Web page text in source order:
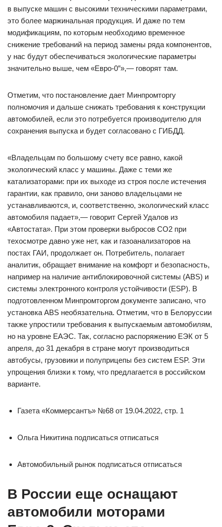
в выпуске машин с высокими техническими параметрами,
это более маржинальная продукция. И даже по тем
модификациям, по которым необходимо временное
снижение требований на период замены ряда компонентов,
у нас будут обеспечиваться экологические параметры
значительно выше, чем «Евро-0″»,— говорят там.
Отметим, что постановление дает Минпромторгу
полномочия и дальше снижать требования к конструкции
автомобилей, если это потребуется производителю для
сохранения выпуска и будет согласовано с ГИБДД.
«Владельцам по большому счету все равно, какой
экологический класс у машины. Даже с теми же
катализаторами: при их выходе из строя после истечения
гарантии, как правило, они заново владельцами не
устанавливаются, и, соответственно, экологический класс
автомобиля падает»,— говорит Сергей Удалов из
«Автостата». При этом проверки выбросов CO2 при
техосмотре давно уже нет, как и газоанализаторов на
постах ГАИ, продолжает он. Потребитель, полагает
аналитик, обращает внимание на комфорт и безопасность,
например на наличие антиблокировочной системы (ABS) и
системы электронного контроля устойчивости (ESP). В
подготовленном Минпромторгом документе записано, что
установка ABS необязательна. Отметим, что в Белоруссии
также упростили требования к выпускаемым автомобилям,
но на уровне ЕАЭС. Так, согласно распоряжению ЕЭК от 5
апреля, до 31 декабря в стране могут производиться
автобусы, грузовики и полуприцепы без систем ESP. Эти
упрощения близки к тому, что предлагается в российском
варианте.
Газета «Коммерсантъ» №68 от 19.04.2022, стр. 1
Ольга Никитина подписаться отписаться
Автомобильный рынок подписаться отписаться
В России еще оснащают
автомобили моторами